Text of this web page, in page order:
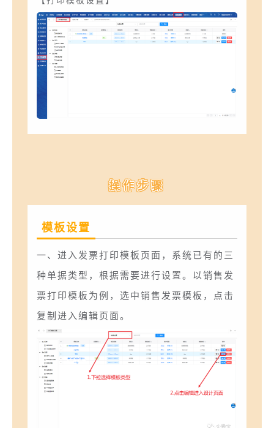
操作步骤
模板设置
一、进入发票打印模板页面，系统已有的三
种单据类型，根据需要进行设置。以销售发
票打印模板为例，选中销售发票模板，点击
复制进入编辑页面。